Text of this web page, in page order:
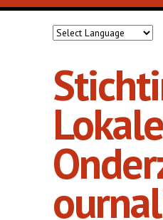
Overslaan en naar de inhoud gaan
Lokale